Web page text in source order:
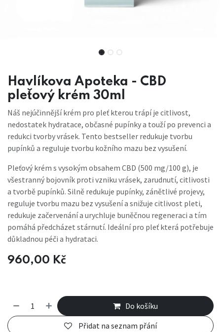
Havlíkova Apoteka - CBD
pleťový krém 30ml
Náš nejúčinnější krém pro pleť kterou trápí je citlivost,
nedostatek hydratace, občasné pupínky a touží po prevenci a
redukci tvorby vrásek. Tento bestseller redukuje tvorbu
pupínků a reguluje tvorbu kožního mazu bez vysušení.
Pleťový krém s vysokým obsahem CBD (500 mg/100 g), je
všestranný bojovník proti vzniku vrásek, zarudnutí, citlivosti
a tvorbě pupínků. Silně redukuje pupínky, zánětlivé projevy,
reguluje tvorbu mazu bez vysušení a snižuje citlivost pleti,
redukuje začervenání a urychluje buněčnou regeneraci a tím
pomáhá předcházet stárnutí. Ideální pro pleť která potřebuje
důkladnou péči a hydrataci.
960,00 Kč
Do košíku
Přidat na seznam přání